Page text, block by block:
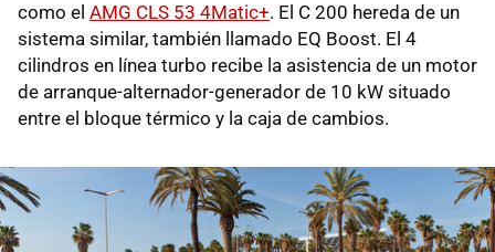
como el AMG CLS 53 4Matic+. El C 200 hereda de un
sistema similar, también llamado EQ Boost. El 4
cilindros en línea turbo recibe la asistencia de un motor
de arranque-alternador-generador de 10 kW situado
entre el bloque térmico y la caja de cambios.